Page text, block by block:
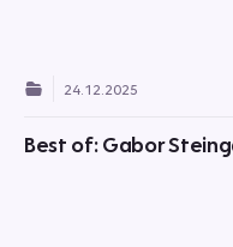
24.12.2025
Best of: Gabor